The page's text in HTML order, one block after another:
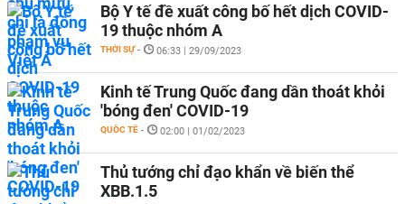
Bộ Y tế đề xuất công bố hết dịch COVID-
19 thuộc nhóm A
THỜI SỰ - 06:33 | 29/09/2023
Kinh tế Trung Quốc đang dần thoát khỏi
'bóng đen' COVID-19
QUỐC TẾ - 02:00 | 01/02/2023
Thủ tướng chỉ đạo khẩn về biến thể
XBB.1.5